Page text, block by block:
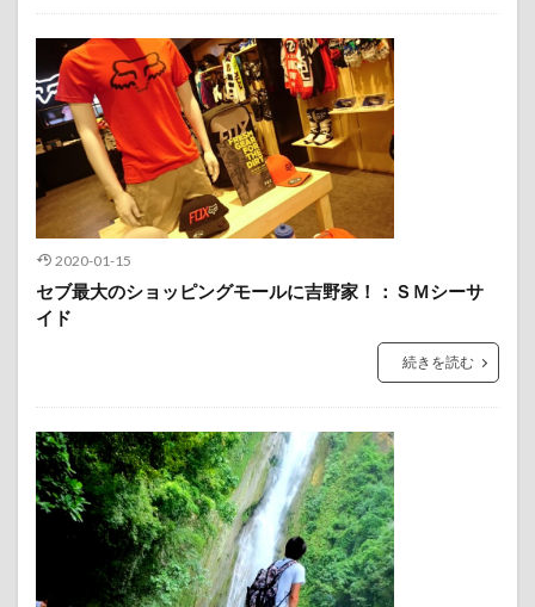
2020-01-15
セブ最大のショッピングモールに吉野家！：ＳＭシーサ
イド
続きを読む